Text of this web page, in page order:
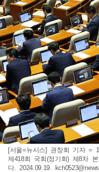
[서울=뉴시스] 권창회 기자 =
제418회 국회(정기회) 제8차
다. 2024.09.19.